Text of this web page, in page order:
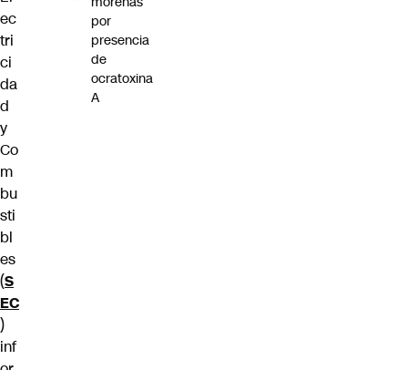
ec
tri
ci
da
d
y
Co
m
bu
sti
bl
es
(S
EC
)
inf
por
presencia
de
ocratoxina
A